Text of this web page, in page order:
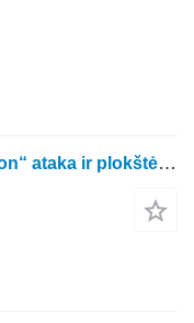
Kūginės pavaros pora Claas „Axion“ ataka ir plokštė 12/34 12×34 ratinio traktoriaus Claas Axion